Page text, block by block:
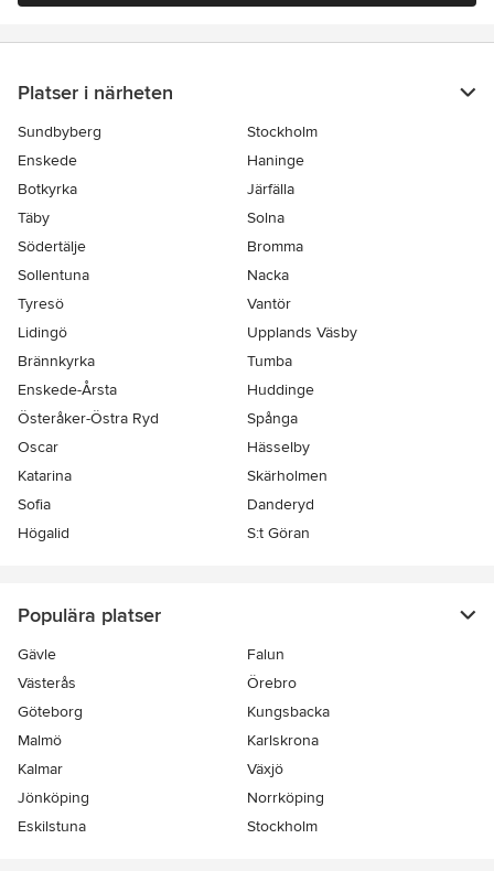
Platser i närheten
Sundbyberg
Stockholm
Enskede
Haninge
Botkyrka
Järfälla
Täby
Solna
Södertälje
Bromma
Sollentuna
Nacka
Tyresö
Vantör
Lidingö
Upplands Väsby
Brännkyrka
Tumba
Enskede-Årsta
Huddinge
Österåker-Östra Ryd
Spånga
Oscar
Hässelby
Katarina
Skärholmen
Sofia
Danderyd
Högalid
S:t Göran
Populära platser
Gävle
Falun
Västerås
Örebro
Göteborg
Kungsbacka
Malmö
Karlskrona
Kalmar
Växjö
Jönköping
Norrköping
Eskilstuna
Stockholm